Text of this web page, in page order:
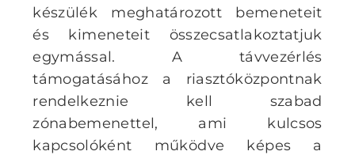
készülék meghatározott bemeneteit
és kimeneteit összecsatlakoztatjuk
egymással. A távvezérlés
támogatásához a riasztóközpontnak
rendelkeznie kell szabad
zónabemenettel, ami kulcsos
kapcsolóként működve képes a